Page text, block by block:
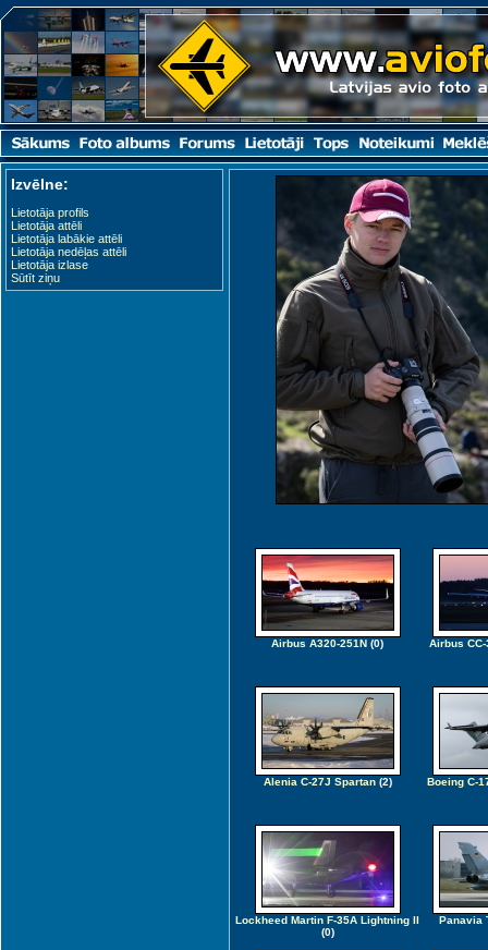
Izvēlne:
Lietotāja profils
Lietotāja attēli
Lietotāja labākie attēli
Lietotāja nedēļas attēli
Lietotāja izlase
Sūtīt ziņu
Airbus A320-251N (0) Airbus CC-
Alenia C-27J Spartan(2) Boeing C-
Lockheed Martin F-35A Lightning II
(0)
Panavia